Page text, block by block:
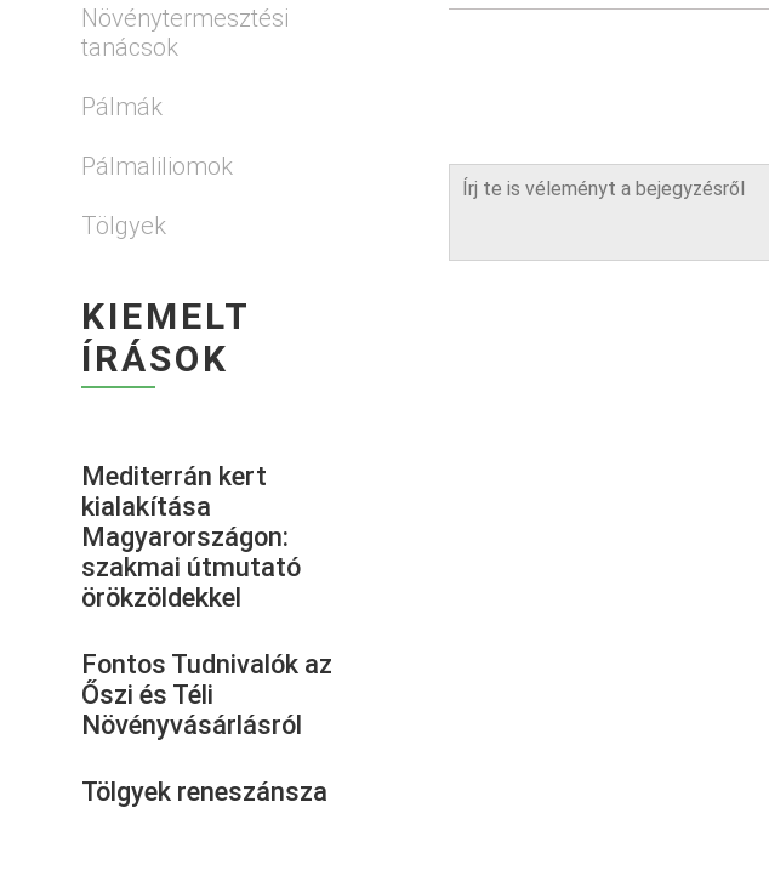
Növénytermesztési
tanácsok
Pálmák
Pálmaliliomok
Tölgyek
KIEMELT
ÍRÁSOK
Mediterrán kert
kialakítása
Magyarországon:
szakmai útmutató
örökzöldekkel
Fontos Tudnivalók az
Őszi és Téli
Növényvásárlásról
Tölgyek reneszánsza